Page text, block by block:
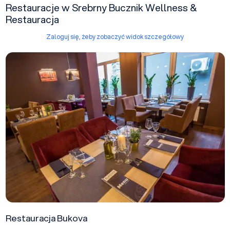
Restauracje w Srebrny Bucznik Wellness &
Restauracja
Zaloguj się, żeby zobaczyć widok szczegółowy
Restauracja Bukova